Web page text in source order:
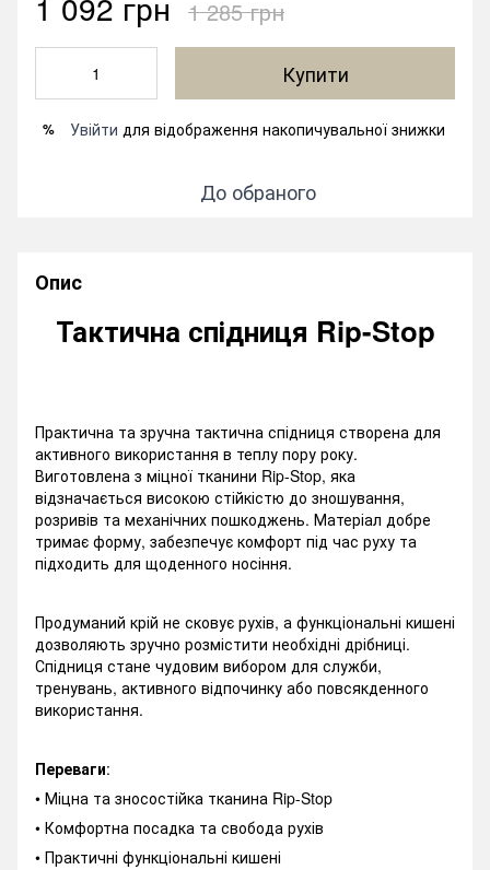
1 285 грн
Купити
% Увійти для відображення накопичувальної знижки
До обраного
Опис
Тактична спідниця Rip-Stop
Практична та зручна тактична спідниця створена для
активного використання в теплу пору року.
Виготовлена з міцної тканини Rip-Stop, яка
відзначається високою стійкістю до зношування,
розривів та механічних пошкоджень. Матеріал добре
тримає форму, забезпечує комфорт під час руху та
підходить для щоденного носіння.
Продуманий крій не сковує рухів, а функціональні кишені
дозволяють зручно розмістити необхідні дрібниці.
Спідниця стане чудовим вибором для служби,
тренувань, активного відпочинку або повсякденного
використання.
Переваги:
• Міцна та зносостійка тканина Rip-Stop
• Комфортна посадка та свобода рухів
• Практичні функціональні кишені